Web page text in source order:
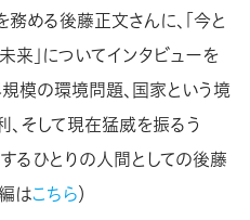
める後藤正文さんに、「今と
来」についてインタビューを
模の環境問題、国家という境
そして現在猛威を振るう
るひとりの人間としての後藤
はこちら）